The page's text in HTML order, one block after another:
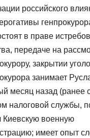
российского
в праве
передаче на
закрытии
занимает
месяц назад (ранее
налоговой службы,
Киевскую военную
имеет опыт